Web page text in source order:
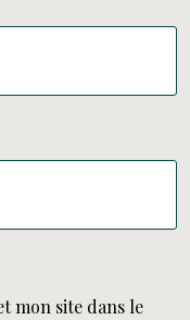
mon site dans le